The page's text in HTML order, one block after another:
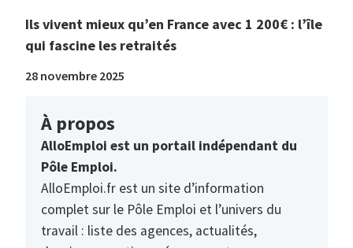
Ils vivent mieux qu’en France avec 1 200€ : l’île
qui fascine les retraités
28 novembre 2025
À propos
AlloEmploi est un portail indépendant du
Pôle Emploi.
AlloEmploi.fr est un site d’information
complet sur le Pôle Emploi et l’univers du
travail : liste des agences, actualités,